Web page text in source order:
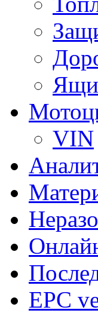
VIN
EPC